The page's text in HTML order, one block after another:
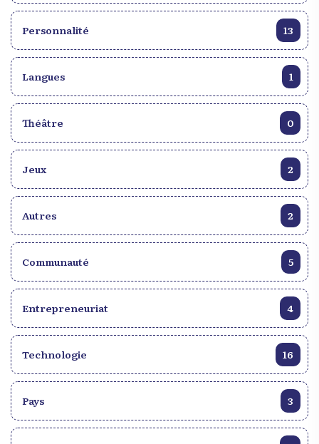
Personnalité 13
Langues 1
Théâtre 0
Jeux 2
Autres 2
Communauté 5
Entrepreneuriat 4
Technologie 16
Pays 3